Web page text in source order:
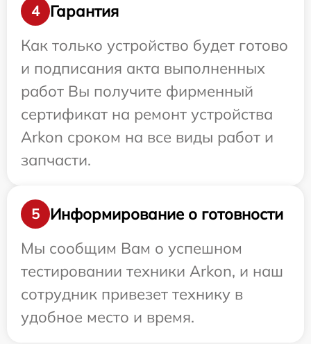
4
Гарантия
Как только устройство будет готово
и подписания акта выполненных
работ Вы получите фирменный
сертификат на ремонт устройства
Arkon сроком на все виды работ и
запчасти.
5
Информирование о готовности
Мы сообщим Вам о успешном
тестировании техники Arkon, и наш
сотрудник привезет технику в
удобное место и время.